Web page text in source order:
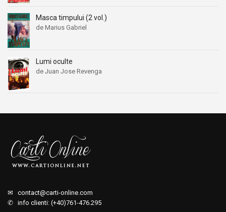
Masca timpului (2 vol.)
de Marius Gabriel
Lumi oculte
de Juan Jose Revenga
✉ contact@carti-online.com
✆ info clienti: (+40)761-476.295